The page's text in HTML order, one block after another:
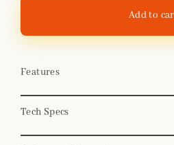
Add to
Features
Tech Specs